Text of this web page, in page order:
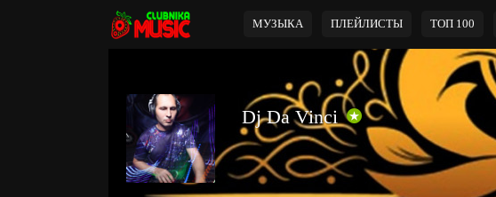
МУЗЫКА ПЛЕЙЛИСТЫ ТОП 100
Dj Da Vinci